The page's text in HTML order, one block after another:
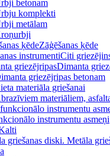
betonam
komplekti
metālam
Zāģēšanas ķēde
Citi
Dimanta
griezējripas betonam
materiāla griešanai
materiāliem,
instrumentu asmeņi